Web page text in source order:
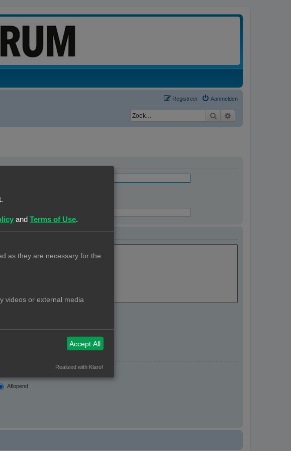
Aanmelden
Registreer
Zoek
zoals het is ingevuld
Aflopend
and Terms of Use.
as they are necessary for the
videos or external media
Accept All
Realized with Klaro!